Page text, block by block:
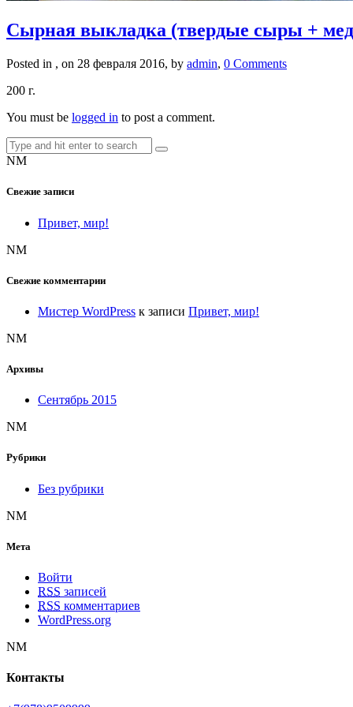
Сырная выкладка (твердые сыры +
Posted in , on 28 февраля 2016, by admin, 0 Comments
200 г.
You must be logged in to post a comment.
NM
Свежие записи
Привет, мир!
NM
Свежие комментарии
Мистер WordPress к записи Привет, мир!
NM
Архивы
Сентябрь 2015
NM
Рубрики
Без рубрики
NM
Мета
Войти
RSS записей
RSS комментариев
WordPress.org
NM
Контакты